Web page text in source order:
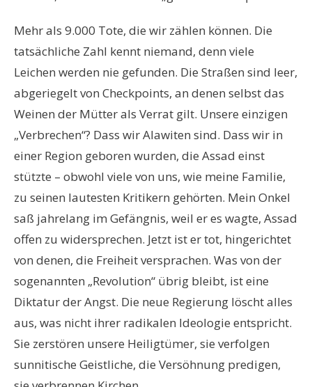
Mehr als 9.000 Tote, die wir zählen können. Die
tatsächliche Zahl kennt niemand, denn viele
Leichen werden nie gefunden. Die Straßen sind leer,
abgeriegelt von Checkpoints, an denen selbst das
Weinen der Mütter als Verrat gilt. Unsere einzigen
„Verbrechen“? Dass wir Alawiten sind. Dass wir in
einer Region geboren wurden, die Assad einst
stützte – obwohl viele von uns, wie meine Familie,
zu seinen lautesten Kritikern gehörten. Mein Onkel
saß jahrelang im Gefängnis, weil er es wagte, Assad
offen zu widersprechen. Jetzt ist er tot, hingerichtet
von denen, die Freiheit versprachen. Was von der
sogenannten „Revolution“ übrig bleibt, ist eine
Diktatur der Angst. Die neue Regierung löscht alles
aus, was nicht ihrer radikalen Ideologie entspricht.
Sie zerstören unsere Heiligtümer, sie verfolgen
sunnitische Geistliche, die Versöhnung predigen,